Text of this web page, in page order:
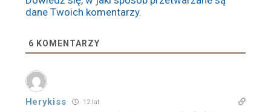
dane Twoich komentarzy.
6 KOMENTARZY
Herykiss 12 lat